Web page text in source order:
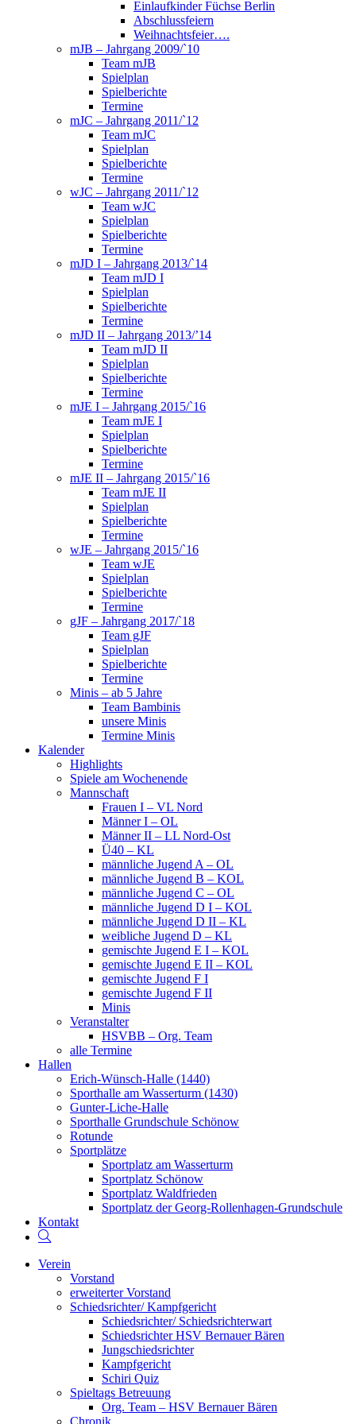
Einlaufkinder Füchse Berlin
Abschlussfeiern
Weihnachtsfeier….
mJB – Jahrgang 2009/`10
Team mJB
Spielplan
Spielberichte
Termine
mJC – Jahrgang 2011/`12
Team mJC
Spielplan
Spielberichte
Termine
wJC – Jahrgang 2011/`12
Team wJC
Spielplan
Spielberichte
Termine
mJD I – Jahrgang 2013/`14
Team mJD I
Spielplan
Spielberichte
Termine
mJD II – Jahrgang 2013/’14
Team mJD II
Spielplan
Spielberichte
Termine
mJE I – Jahrgang 2015/`16
Team mJE I
Spielplan
Spielberichte
Termine
mJE II – Jahrgang 2015/`16
Team mJE II
Spielplan
Spielberichte
Termine
wJE – Jahrgang 2015/`16
Team wJE
Spielplan
Spielberichte
Termine
gJF – Jahrgang 2017/`18
Team gJF
Spielplan
Spielberichte
Termine
Minis – ab 5 Jahre
Team Bambinis
unsere Minis
Termine Minis
Kalender
Highlights
Spiele am Wochenende
Mannschaft
Frauen I – VL Nord
Männer I – OL
Männer II – LL Nord-Ost
Ü40 – KL
männliche Jugend A – OL
männliche Jugend B – KOL
männliche Jugend C – OL
männliche Jugend D I – KOL
männliche Jugend D II – KL
weibliche Jugend D – KL
gemischte Jugend E I – KOL
gemischte Jugend E II – KOL
gemischte Jugend F I
gemischte Jugend F II
Minis
Veranstalter
HSVBB – Org. Team
alle Termine
Hallen
Erich-Wünsch-Halle (1440)
Sporthalle am Wasserturm (1430)
Gunter-Liche-Halle
Sporthalle Grundschule Schönow
Rotunde
Sportplätze
Sportplatz am Wasserturm
Sportplatz Schönow
Sportplatz Waldfrieden
Sportplatz der Georg-Rollenhagen-Grundschule
Kontakt
Website-
umschalten
Verein
Vorstand
erweiterter Vorstand
Schiedsrichter/ Kampfgericht
Schiedsrichter/ Schiedsrichterwart
Schiedsrichter HSV Bernauer Bären
Jungschiedsrichter
Kampfgericht
Schiri Quiz
Spieltags Betreuung
Org. Team – HSV Bernauer Bären
Chronik